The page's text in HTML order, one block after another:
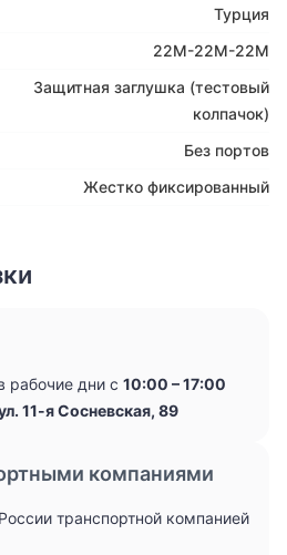
Турция
22М-22М-22М
Защитная заглушка (тестовый
колпачок)
Без портов
Жестко фиксированный
рабочие дни с 10:00 – 17:00
11-я Сосневская, 89
компаниями
транспортной компанией